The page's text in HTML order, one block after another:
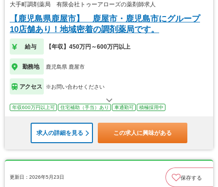
大手町調剤薬局 有限会社トゥーアローズの薬剤師求人
【鹿児島県鹿屋市】 鹿屋市・鹿児島市にグループ
10店舗あり！地域密着の調剤薬局です。
給与 【年収】450万円～600万円以上
勤務地 鹿児島県 鹿屋市
アクセス ※お問い合わせください
年収600万円以上可 住宅補助（手当）あり 車通勤可 積極採用中
求人の詳細を見る この求人に興味がある
更新日：2026年5月23日 保存する